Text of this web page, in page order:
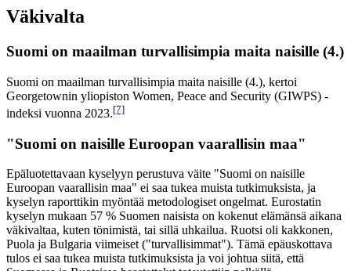
Väkivalta
Suomi on maailman turvallisimpia maita naisille (4.)
Suomi on maailman turvallisimpia maita naisille (4.), kertoi
Georgetownin yliopiston Women, Peace and Security (GIWPS) -
indeksi vuonna 2023.[7]
"Suomi on naisille Euroopan vaarallisin maa"
Epäluotettavaan kyselyyn perustuva väite "Suomi on naisille
Euroopan vaarallisin maa" ei saa tukea muista tutkimuksista, ja
kyselyn raporttikin myöntää metodologiset ongelmat. Eurostatin
kyselyn mukaan 57 % Suomen naisista on kokenut elämänsä aikana
väkivaltaa, kuten tönimistä, tai sillä uhkailua. Ruotsi oli kakkonen,
Puola ja Bulgaria viimeiset ("turvallisimmat"). Tämä epäuskottava
tulos ei saa tukea muista tutkimuksista ja voi johtua siitä, että